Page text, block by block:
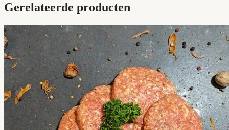
Gerelateerde producten